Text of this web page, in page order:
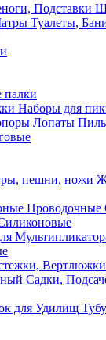
Подставки
Туалеты,
палки
Наборы для
Лопаты
пешни, ножи
Проводочные
Вертлюжки
Садки,
для Удилищ